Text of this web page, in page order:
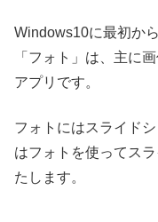
Windows10に最初か
「フォト」は、主に
アプリです。
フォトにはスライド
はフォトを使ってス
たします。